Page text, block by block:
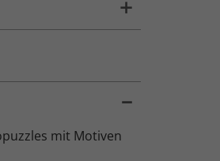
mit Motiven